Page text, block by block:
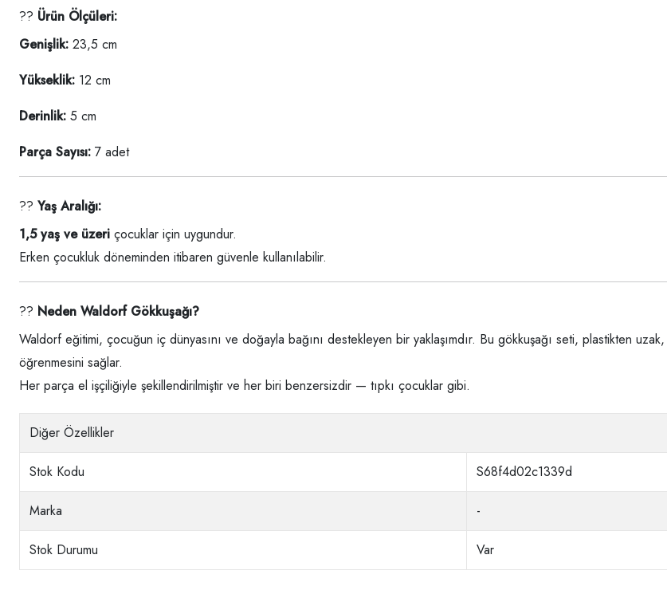
?? Ürün Ölçüleri:
Genişlik: 23,5 cm
Yükseklik: 12 cm
Derinlik: 5 cm
Parça Sayısı: 7 adet
?? Yaş Aralığı:
1,5 yaş ve üzeri çocuklar için uygundur.
Erken çocukluk döneminden itibaren güvenle kullanılabilir.
?? Neden Waldorf Gökkuşağı?
Waldorf eğitimi, çocuğun iç dünyasını ve doğayla bağını destekleyen bir yaklaşımdır. Bu gökkuşağı seti, plastikten uzak,
öğrenmesini sağlar.
Her parça el işçiliğiyle şekillendirilmiştir ve her biri benzersizdir — tıpkı çocuklar gibi.
Diğer Özellikler
Stok Kodu S68f4d02c1339d
Marka -
Stok Durumu Var